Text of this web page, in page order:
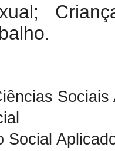
Sociais
Social